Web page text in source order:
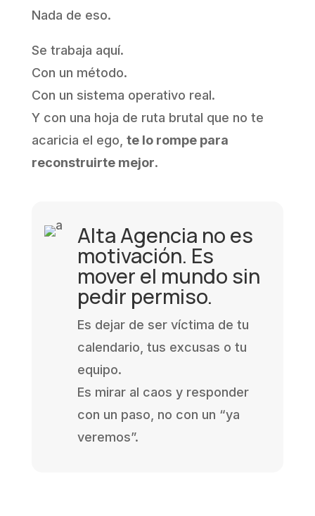
Nada de eso.
Se trabaja aquí.
Con un método.
Con un sistema operativo real.
Y con una hoja de ruta brutal que no te
acaricia el ego, te lo rompe para
reconstruirte mejor.
Alta Agencia no es
motivación. Es
mover el mundo sin
pedir permiso.
Es dejar de ser víctima de tu
calendario, tus excusas o tu
equipo.
Es mirar al caos y responder
con un paso, no con un “ya
veremos”.